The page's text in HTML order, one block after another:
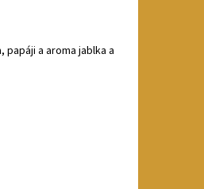
papáji a aroma jablka a